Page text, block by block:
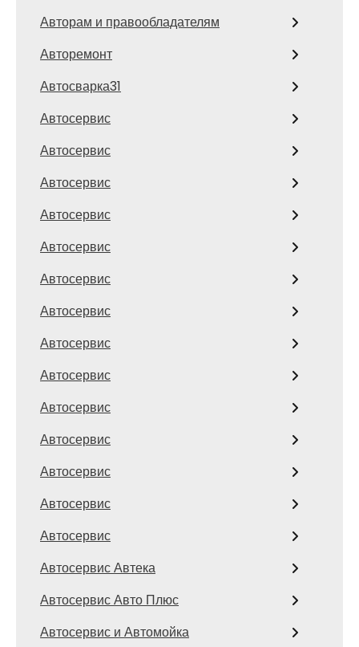
Авторам и правообладателям
Авторемонт
Автосварка31
Автосервис
Автосервис
Автосервис
Автосервис
Автосервис
Автосервис
Автосервис
Автосервис
Автосервис
Автосервис
Автосервис
Автосервис
Автосервис
Автосервис
Автосервис Автека
Автосервис Авто Плюс
Автосервис и Автомойка